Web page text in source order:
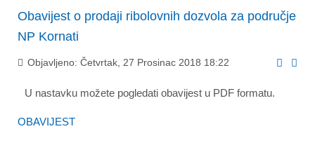
Obavijest o prodaji ribolovnih dozvola za područje
NP Kornati
Objavljeno: Četvrtak, 27 Prosinac 2018 18:22
U nastavku možete pogledati obavijest u PDF formatu.
OBAVIJEST